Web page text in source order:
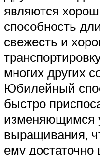
являются
способность
свежесть и
многих других
Юбилейный
быстро
изменяющимся
выращивания,
ему